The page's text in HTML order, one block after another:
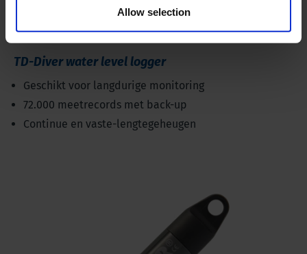
Allow selection
TD-Diver water level logger
Geschikt voor langdurige monitoring
72.000 meetrecords met back-up
Continue en vaste-lengtegeheugen